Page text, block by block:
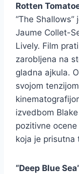
Rotten
“The
Jaume Collet-
Lively. Film
zarobljena na
gladna ajkula.
svojom
izvedbom
pozitivne
koja je prisutna
“Deep Blue